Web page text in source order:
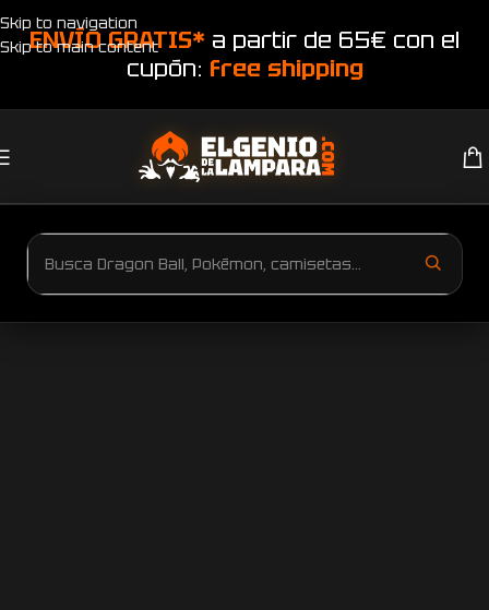
Skip to navigation
Skip to main content
ENVÍO GRATIS* a partir de 65€ con el
cupón: free shipping